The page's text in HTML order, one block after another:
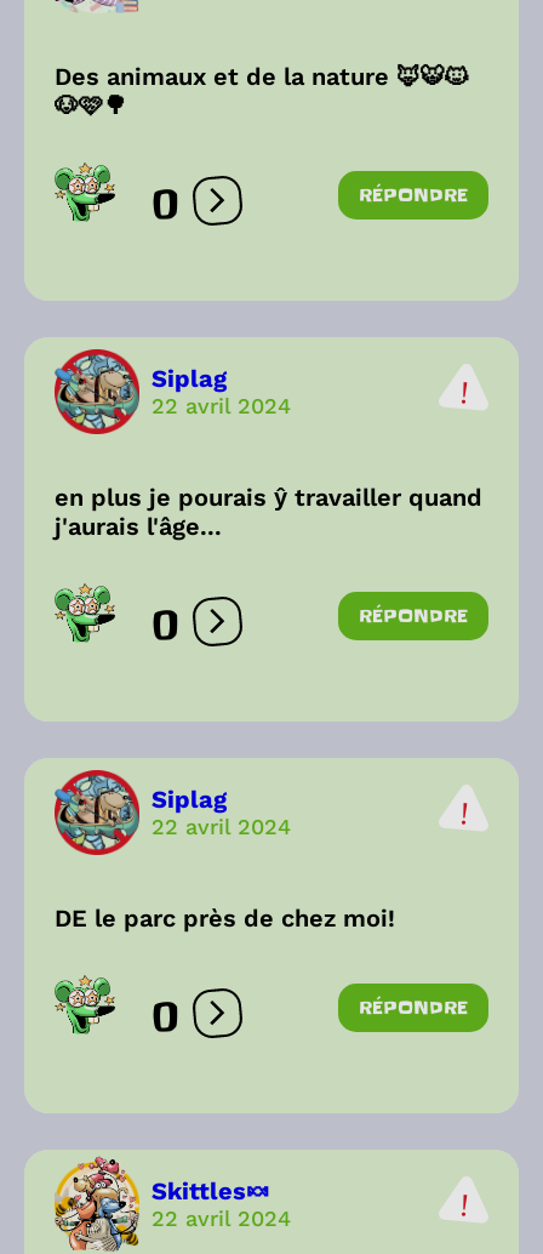
Des animaux et de la nature 🦊🐯🐱
🐶🩷🌳
0 Ouvrir les réactions
RÉPONDRE
Siplag
22 avril 2024
en plus je pourais ŷ travailler quand
j'aurais l'âge...
0 Ouvrir les réactions
RÉPONDRE
Siplag
22 avril 2024
DE le parc près de chez moi!
0 Ouvrir les réactions
RÉPONDRE
Skittles🍬
22 avril 2024